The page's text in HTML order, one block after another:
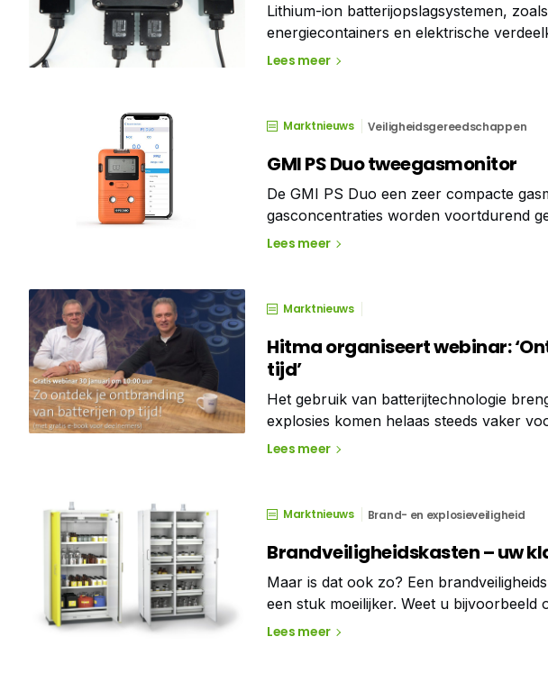
Lithium-ion batterijopslagsystemen,
energiecontainers en elektrische
energievoorziening. Maar bij het laden,
Lees meer
Marktnieuws Veiligheidsgereedschappen
GMI PS Duo tweegasmonitor
De GMI PS Duo een zeer compacte
gasconcentraties worden voortdurend
Indien een grenswaarde wordt
Lees meer
Marktnieuws
Hitma organiseert webinar:
tijd’
Het gebruik van batterijtechnologie
explosies komen helaas steeds vaker
energieopslagsystemen (EOS) en de
Lees meer
Marktnieuws Brand- en explosieveiligheid
Brandveiligheidskasten – uw
Maar is dat ook zo? Een
een stuk moeilijker. Weet u
moeten worden opgeslagen? De
Lees meer